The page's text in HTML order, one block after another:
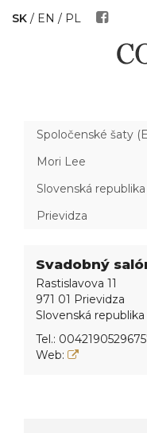
SK / EN / PL
Svadobný
Rastislavova 11
971 01 Prievidza
Slovenská republika
Tel.:
Web: